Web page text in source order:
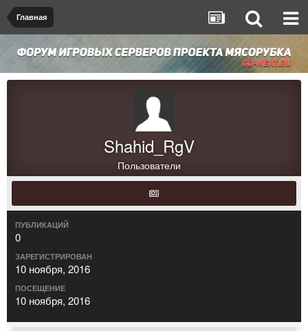
Главная
Shahid_RgV
Пользователи
ПУБЛИКАЦИЙ
0
ЗАРЕГИСТРИРОВАН
10 ноября, 2016
ПОСЕЩЕНИЕ
10 ноября, 2016